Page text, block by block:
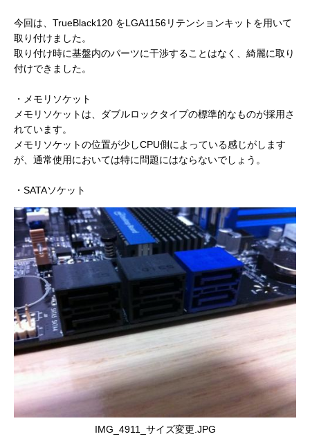
今回は、TrueBlack120 をLGA1156リテンションキットを用いて
取り付けました。
取り付け時に基盤内のパーツに干渉することはなく、綺麗に取り
付けできました。
・メモリソケット
メモリソケットは、ダブルロックタイプの標準的なものが採用さ
れています。
メモリソケットの位置が少しCPU側によっている感じがします
が、通常使用においては特に問題にはならないでしょう。
・SATAソケット
IMG_4911_サイズ変更.JPG